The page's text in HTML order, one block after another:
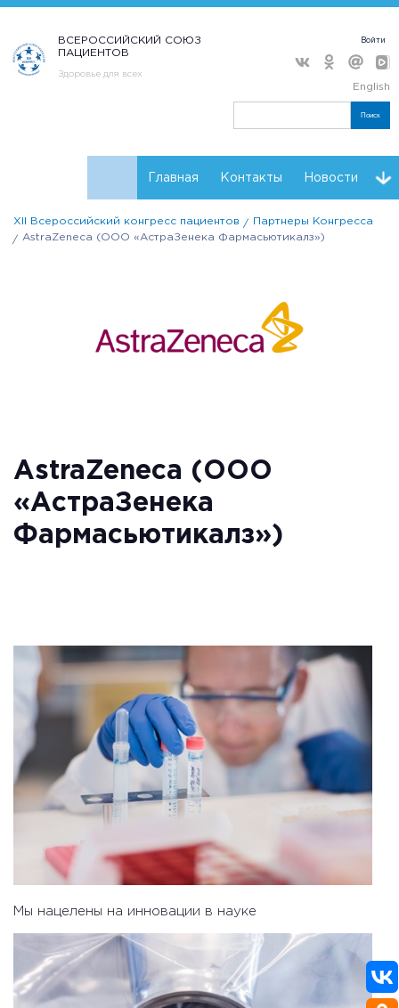
ВСЕРОССИЙСКИЙ СОЮЗ
ПАЦИЕНТОВ
Здоровье для всех
Войти
English
Поиск
Главная Контакты Новости
Расписание Регистрация Мнения
XII Всероссийский конгресс пациентов
Партнеры Конгресса
AstraZeneca (ООО «АстраЗенека Фармасьютикалз»)
AstraZeneca (ООО
«АстраЗенека
Фармасьютикалз»)
Мы нацелены на инновации в науке